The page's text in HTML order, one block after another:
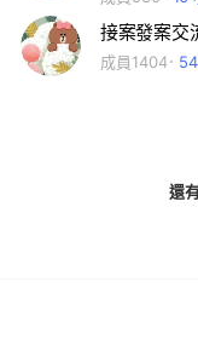
接案發案交
成員1404
還